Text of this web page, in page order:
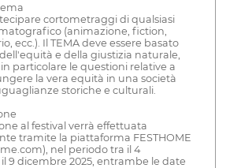
cortometraggi di qualsiasi
(animazione, fiction,
ecc.). Il TEMA deve essere basato
e della giustizia naturale,
particolare le questioni relative a
la vera equità in una società
storiche e culturali.
al festival verrà effettuata
tramite la piattaforma FESTHOME
nel periodo tra il 4
9 dicembre 2025, entrambe le date